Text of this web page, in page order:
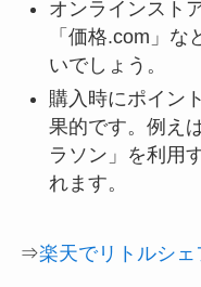
オンラインスト
「価格.com」
いでしょう。
購入時にポイン
果的です。例え
ラソン」を利用
れます。
⇒楽天でリトルシ